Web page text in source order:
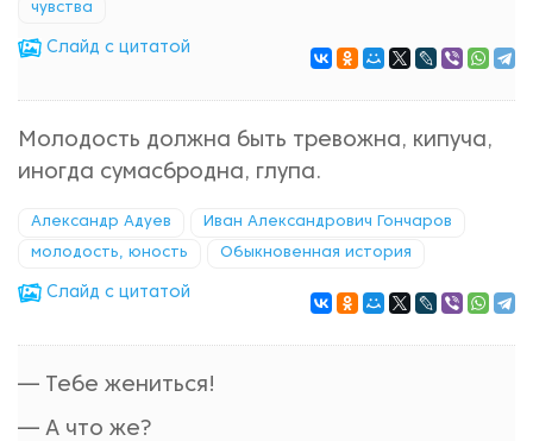
чувства
Cлайд с цитатой
Молодость должна быть тревожна, кипуча,
иногда сумасбродна, глупа.
Александр Адуев Иван Александрович Гончаров
молодость, юность Обыкновенная история
Cлайд с цитатой
— Тебе жениться!
— А что же?